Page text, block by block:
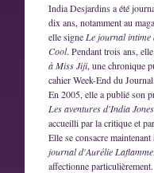
India Desjardins a été
dix ans, notamment au
elle signe Le journal intime
Cool. Pendant trois ans,
à Miss Jiji, une chronique
cahier Week-End du
En 2005, elle a publié son
Les aventures d'India Jones
accueilli par la critique et
Elle se consacre maintenant
journal d'Aurélie Laflamme
affectionne particulièrement.